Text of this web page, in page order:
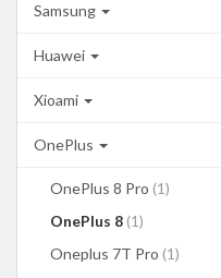
Samsung
Huawei
Xioami
OnePlus
OnePlus 8 Pro (1)
OnePlus 8 (1)
Oneplus 7T Pro (1)